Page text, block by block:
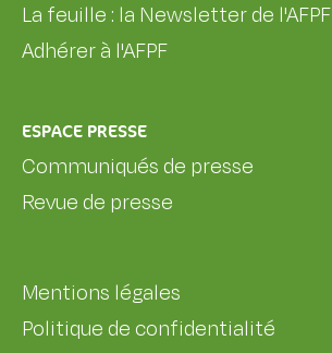
La feuille : la Newsletter de l'AFPF
Adhérer à l'AFPF
ESPACE PRESSE
Communiqués de presse
Revue de presse
Mentions légales
Politique de confidentialité